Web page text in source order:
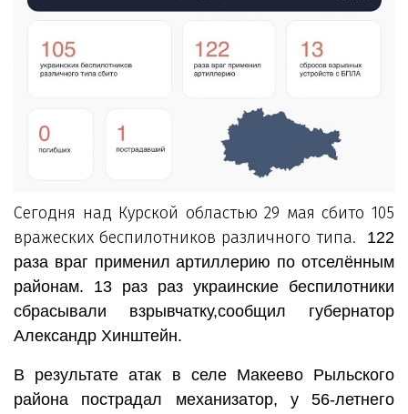
Сегодня над Курской областью 29 мая сбито 105
вражеских беспилотников различного типа. 122
раза враг применил артиллерию по отселённым
районам. 13 раз раз украинские беспилотники
сбрасывали взрывчатку,сообщил губернатор
Александр Хинштейн.
В результате атак в селе Макеево Рыльского
района пострадал механизатор, у 56-летнего